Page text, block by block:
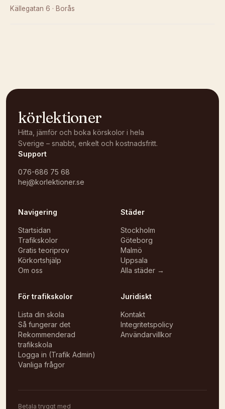
Källegatan 6 · Borås
körlektioner
Hitta, jämför och boka körskolor i hela
Sverige – snabbt, enkelt och kostnadsfritt.
Support
076-686 75 68
hej@korlektioner.se
Navigering
Startsidan
Trafikskolor
Gratis teoriprov
Körkortshjälp
Om oss
Städer
Stockholm
Göteborg
Malmö
Uppsala
Alla städer →
För trafikskolor
Lista din skola
Så fungerar det
Rekommenderad
trafikskola
Logga in (Trafik Admin)
Vanliga frågor
Juridiskt
Kontakt
Integritetspolicy
Användarvillkor
Betala tryggt med